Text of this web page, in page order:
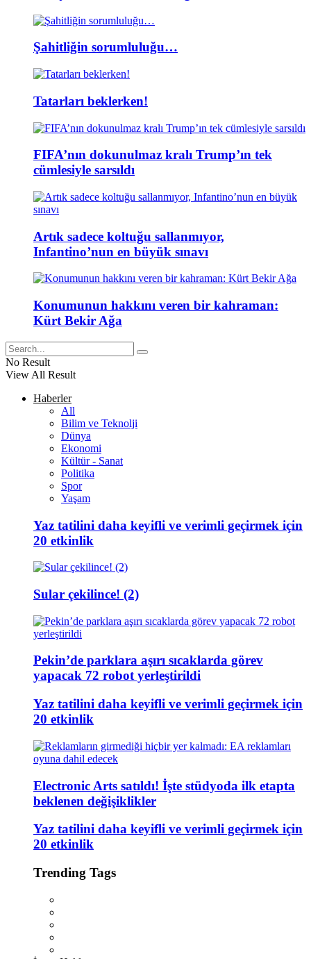
Şahitliğin sorumluluğu…
Tatarları beklerken!
FIFA’nın dokunulmaz kralı Trump’ın tek
cümlesiyle sarsıldı
Artık sadece koltuğu sallanmıyor,
Infantino’nun en büyük sınavı
Konumunun hakkını veren bir kahraman:
Kürt Bekir Ağa
No Result
View All Result
Haberler
All
Bilim ve Teknolji
Dünya
Ekonomi
Kültür - Sanat
Politika
Spor
Yaşam
Yaz tatilini daha keyifli ve verimli geçirmek için
20 etkinlik
Sular çekilince! (2)
Pekin’de parklara aşırı sıcaklarda görev
yapacak 72 robot yerleştirildi
Yaz tatilini daha keyifli ve verimli geçirmek için
20 etkinlik
Electronic Arts satıldı! İşte stüdyoda ilk etapta
beklenen değişiklikler
Yaz tatilini daha keyifli ve verimli geçirmek için
20 etkinlik
Trending Tags